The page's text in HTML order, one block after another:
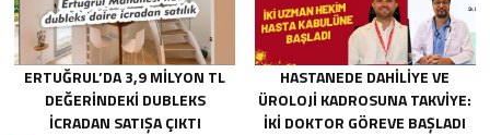
ERTUĞRUL’DA 3,9 MILYON TL
DEĞERINDEKI DUBLEKS
ICRADAN SATIŞA ÇIKTI
HASTANEDE DAHILIYE VE
ÜROLOJI KADROSUNA TAKVIYE:
İKI DOKTOR GÖREVE BAŞLADI